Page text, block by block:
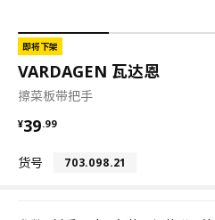
即将下架
VARDAGEN 瓦达恩
擦菜板带把手
¥39.99
¥ 39.99
货号 703.098.21